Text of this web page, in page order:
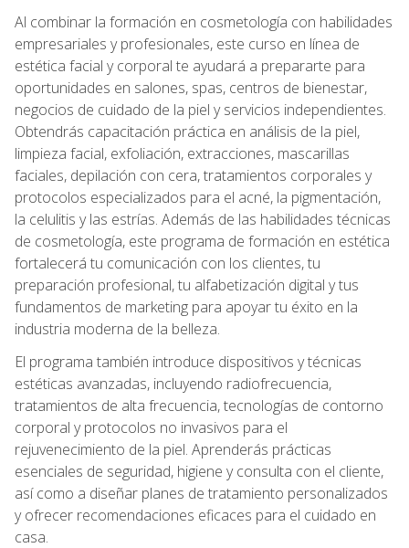
Al combinar la formación en cosmetología con habilidades
empresariales y profesionales, este curso en línea de
estética facial y corporal te ayudará a prepararte para
oportunidades en salones, spas, centros de bienestar,
negocios de cuidado de la piel y servicios independientes.
Obtendrás capacitación práctica en análisis de la piel,
limpieza facial, exfoliación, extracciones, mascarillas
faciales, depilación con cera, tratamientos corporales y
protocolos especializados para el acné, la pigmentación,
la celulitis y las estrías. Además de las habilidades técnicas
de cosmetología, este programa de formación en estética
fortalecerá tu comunicación con los clientes, tu
preparación profesional, tu alfabetización digital y tus
fundamentos de marketing para apoyar tu éxito en la
industria moderna de la belleza.
El programa también introduce dispositivos y técnicas
estéticas avanzadas, incluyendo radiofrecuencia,
tratamientos de alta frecuencia, tecnologías de contorno
corporal y protocolos no invasivos para el
rejuvenecimiento de la piel. Aprenderás prácticas
esenciales de seguridad, higiene y consulta con el cliente,
así como a diseñar planes de tratamiento personalizados
y ofrecer recomendaciones eficaces para el cuidado en
casa.